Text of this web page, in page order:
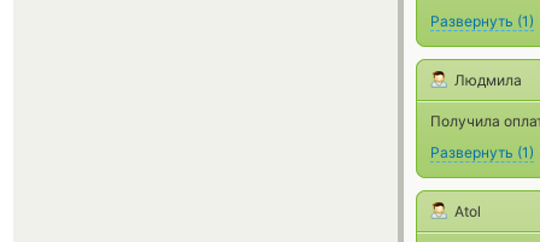
Развернуть (1)
Людмила
Получила
Развернуть (1)
Atol